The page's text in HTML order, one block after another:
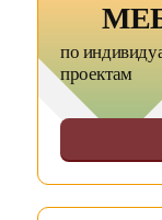
по
проектам